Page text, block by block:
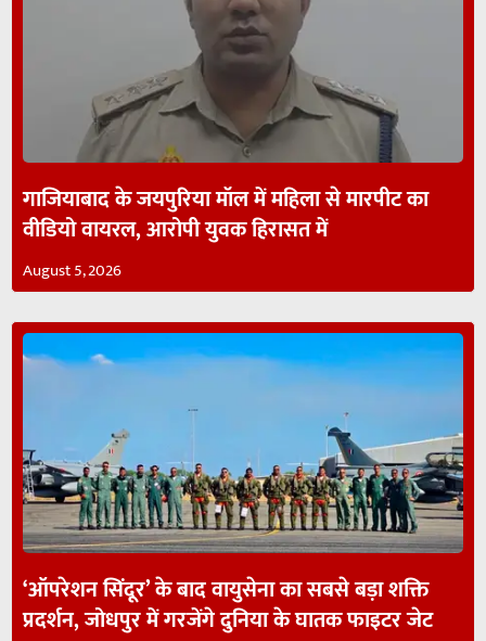
गाजियाबाद के जयपुरिया मॉल में महिला से मारपीट का
वीडियो वायरल, आरोपी युवक हिरासत में
August 5, 2026
‘ऑपरेशन सिंदूर’ के बाद वायुसेना का सबसे बड़ा शक्ति
प्रदर्शन, जोधपुर में गरजेंगे दुनिया के घातक फाइटर जेट